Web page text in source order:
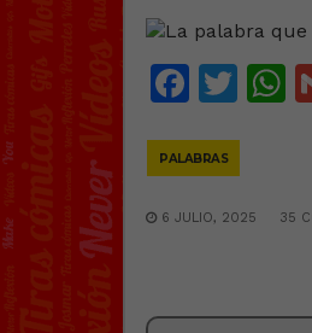
PALABRAS
6 JULIO, 2025 35